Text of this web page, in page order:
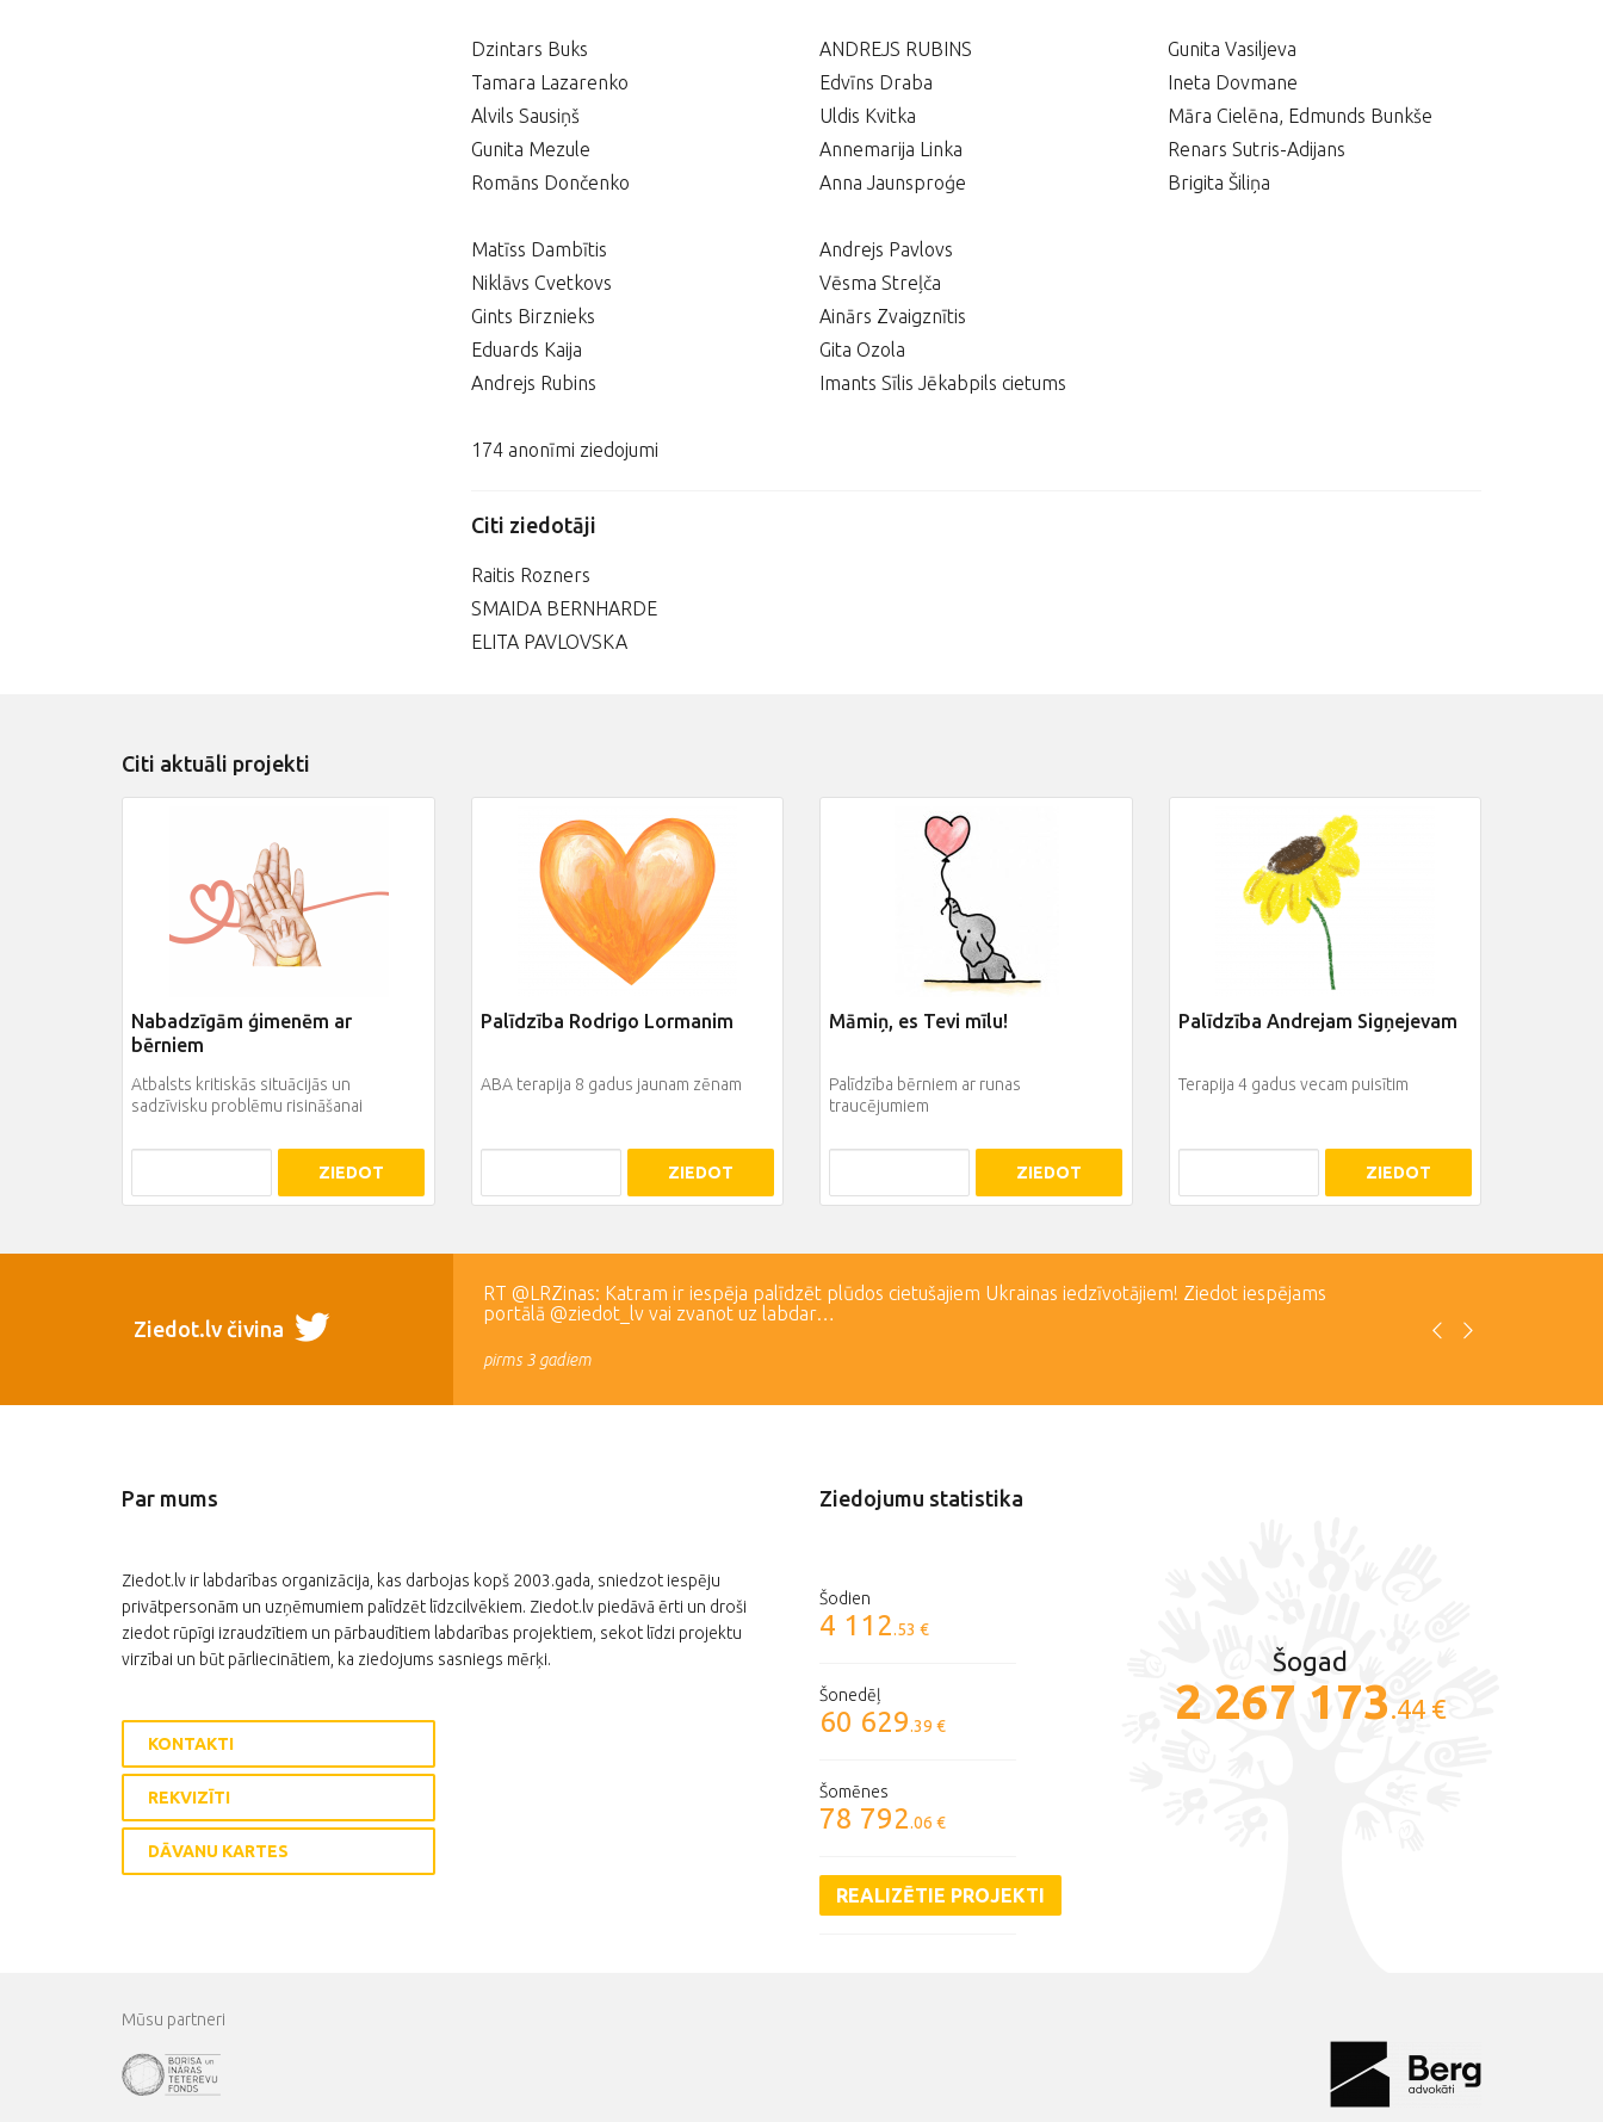
Dzintars Buks
Tamara Lazarenko
Alvils Sausiņš
Gunita Mezule
Romāns Dončenko
ANDREJS RUBINS
Edvīns Draba
Uldis Kvitka
Annemarija Linka
Anna Jaunsproģe
Gunita Vasiljeva
Ineta Dovmane
Māra Cielēna, Edmunds Bunkše
Renars Sutris-Adijans
Brigita Šiliņa
Matīss Dambītis
Niklāvs Cvetkovs
Gints Birznieks
Eduards Kaija
Andrejs Rubins
Andrejs Pavlovs
Vēsma Streļča
Ainārs Zvaigznītis
Gita Ozola
Imants Sīlis Jēkabpils cietums
174 anonīmi ziedojumi
Citi ziedotāji
Raitis Rozners
SMAIDA BERNHARDE
ELITA PAVLOVSKA
Citi aktuāli projekti
Nabadzīgām ģimenēm ar
bērniem
Atbalsts kritiskās situācijās un
sadzīvisku problēmu risināšanai
ZIEDOT
Palīdzība Rodrigo Lormanim
ABA terapija 8 gadus jaunam zēnam
ZIEDOT
Māmiņ, es Tevi mīlu!
Palīdzība bērniem ar runas
traucējumiem
ZIEDOT
Palīdzība Andrejam Sigņejevam
Terapija 4 gadus vecam puisītim
ZIEDOT
Ziedot.lv čivina
RT @LRZinas: Katram ir iespēja palīdzēt plūdos cietušajiem Ukrainas iedzīvotājiem! Ziedot iespējams
portālā @ziedot_lv vai zvanot uz labdar…
pirms 3 gadiem
Par mums
Ziedot.lv ir labdarības organizācija, kas darbojas kopš 2003.gada, sniedzot iespēju
privātpersonām un uzņēmumiem palīdzēt līdzcilvēkiem. Ziedot.lv piedāvā ērti un droši
ziedot rūpīgi izraudzītiem un pārbaudītiem labdarības projektiem, sekot līdzi projektu
virzībai un būt pārliecinātiem, ka ziedojums sasniegs mērķi.
KONTAKTI
REKVIZĪTI
DĀVANU KARTES
Ziedojumu statistika
Šodien
4 112.53 €
Šonedēļ
60 629.39 €
Šomēnes
78 792.06 €
REALIZĒTIE PROJEKTI
Šogad
2 267 173.44 €
Mūsu partneri